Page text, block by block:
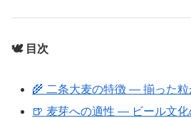
🕊️ 目次
🌾 二条大麦の特徴 ― 揃った粒
🍺 麦芽への適性 ― ビール文